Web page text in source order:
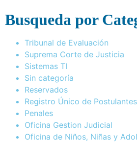
Busqueda por
Tribunal de Evaluación
Suprema Corte de Justicia
Sistemas TI
Sin categoría
Reservados
Registro Único de
Penales
Oficina Gestion Judicial
Oficina de Niños, Niñas y